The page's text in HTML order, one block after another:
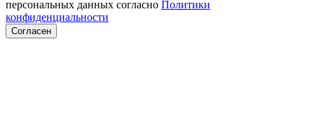
персональных данных согласно Политики
конфиденциальности
Согласен